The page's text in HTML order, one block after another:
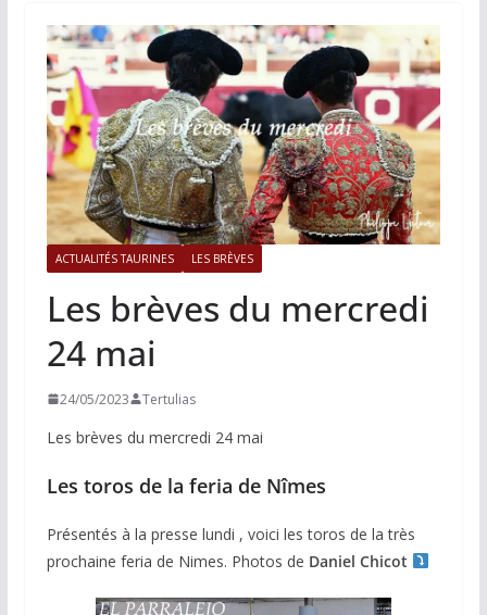
ACTUALITÉS TAURINES LES BRÈVES
Les brèves du mercredi
24 mai
24/05/2023 Tertulias
Les brèves du mercredi 24 mai
Les toros de la feria de Nîmes
Présentés à la presse lundi , voici les toros de la très
prochaine feria de Nimes. Photos de Daniel Chicot